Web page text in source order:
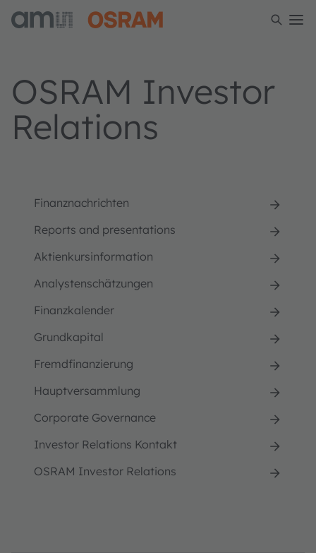
OSRAM Investor
Relations
Finanznachrichten
Reports and presentations
Aktienkursinformation
Analystenschätzungen
Finanzkalender
Grundkapital
Fremdfinanzierung
Hauptversammlung
Corporate Governance
Investor Relations Kontakt
OSRAM Investor Relations